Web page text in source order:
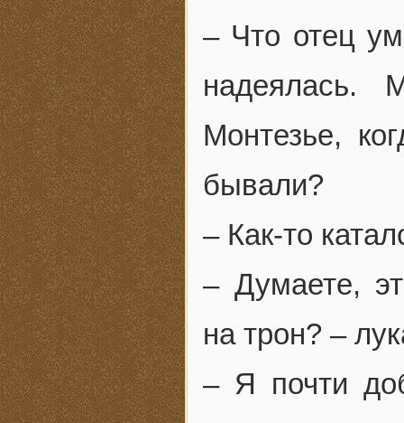
– Что отец
Монтезье,
бывали?
– Как-то
– Думаете,
на трон? –
– Я почти